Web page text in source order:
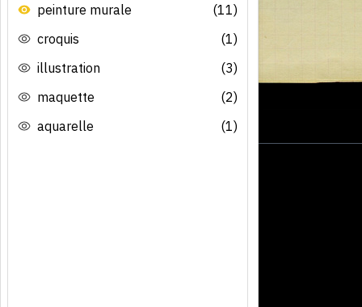
peinture murale
(11)
croquis
(1)
illustration
(3)
maquette
(2)
aquarelle
(1)